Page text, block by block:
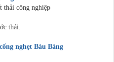
thải công nghiệp
thải.
nghẹt Bàu Bàng